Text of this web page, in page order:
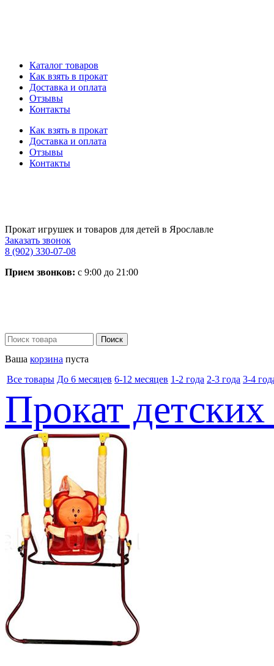
Каталог товаров
Как взять в прокат
Доставка и оплата
Отзывы
Контакты
Как взять в прокат
Доставка и оплата
Отзывы
Контакты
Прокат игрушек и товаров для детей в Ярославле
Заказать звонок
8 (902) 330-07-08
Прием звонков: с 9:00 до 21:00
Ваша корзина пуста
Все товары До 6 месяцев 6-12 месяцев 1-2 года 2-3 года 3-4
Прокат детских